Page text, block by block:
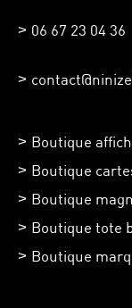
06 67 23 04 36
Boutique
Boutique
Boutique
Boutique tote
Boutique